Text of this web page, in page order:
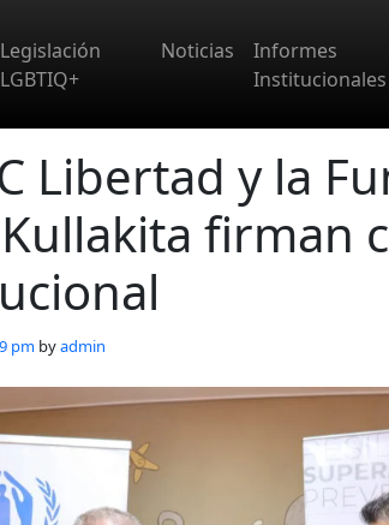
Legislación
LGBTIQ+
Noticias
Informes
Institucionales
Libertad y la
firman
pm byadmin